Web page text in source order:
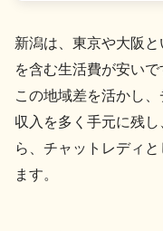
新潟は、東京や大阪
を含む生活費が安いで
この地域差を活かし
収入を多く手元に残
ら、チャットレディ
ます。